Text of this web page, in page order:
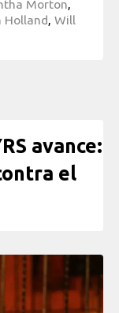
Morton,
Holland, Will
avance:
el